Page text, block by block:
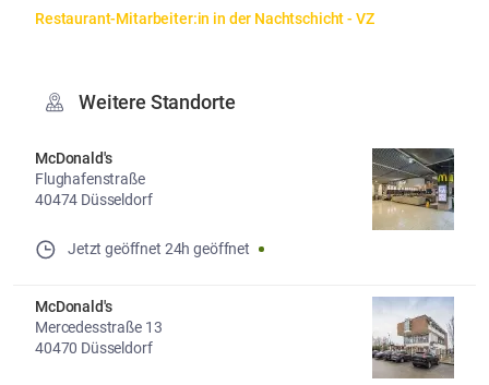
Restaurant-Mitarbeiter:in in der Nachtschicht - VZ
Weitere Standorte
McDonald's
Flughafenstraße
40474 Düsseldorf
Jetzt geöffnet 24h geöffnet
McDonald's
Mercedesstraße 13
40470 Düsseldorf